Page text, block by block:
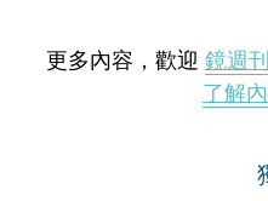
更多內容，歡迎 鏡週
了解